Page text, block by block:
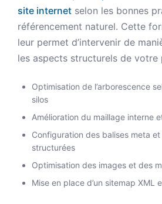
site internet selon les bonnes
référencement naturel. Cette
leur permet d’intervenir de
les aspects structurels de votre
Optimisation de l’arborescence
silos
Amélioration du maillage interne
Configuration des balises meta
structurées
Optimisation des images et des
Mise en place d’un sitemap